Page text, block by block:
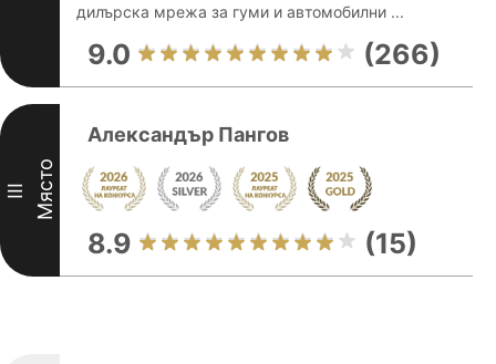
дилърска мрежа за гуми и автомобилни ...
9.0 (266)
III Място
Александър Пангов
8.9 (15)